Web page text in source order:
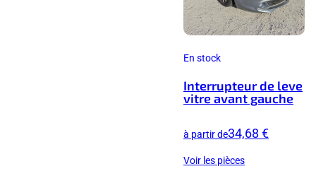
En stock
Interrupteur de leve
vitre avant gauche
à partir de34,68 €
Voir les pièces